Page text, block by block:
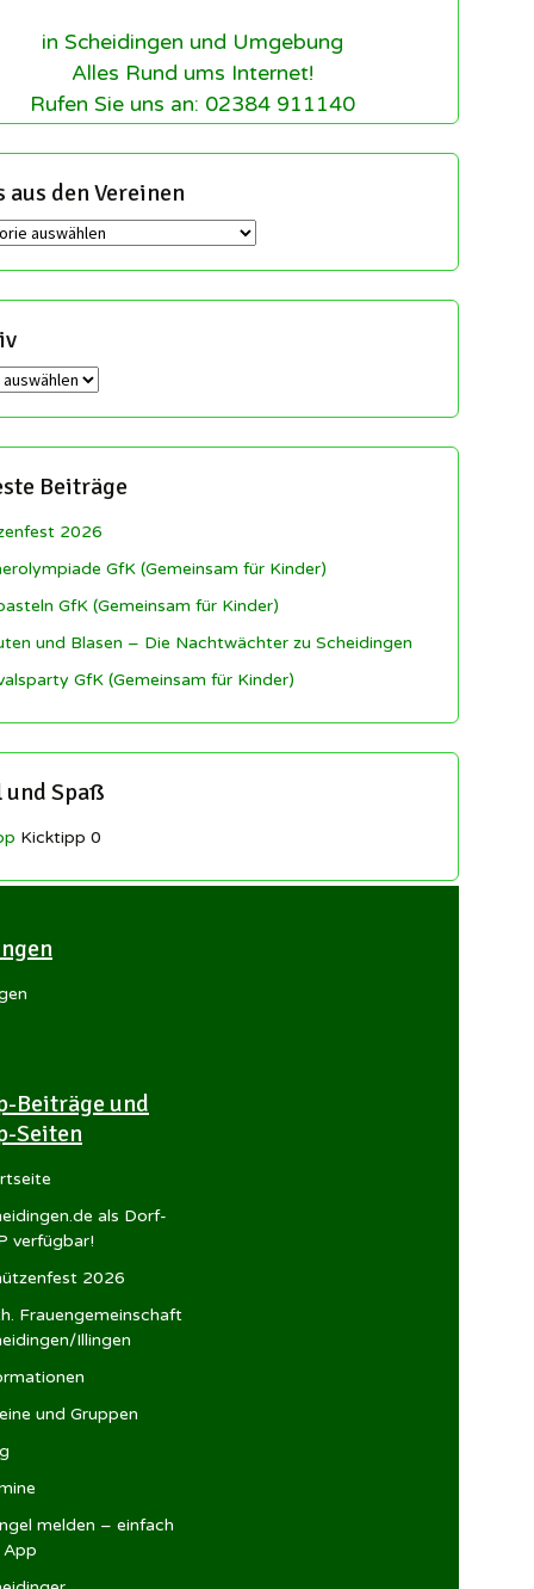
in Scheidingen und Umgebung
Alles Rund ums Internet!
Rufen Sie uns an: 02384 911140
aus den Vereinen
Beiträge
2026
GfK (Gemeinsam für Kinder)
GfK (Gemeinsam für Kinder)
und Blasen – Die Nachtwächter zu Scheidingen
GfK (Gemeinsam für Kinder)
und Spaß
Kicktipp 0
Beiträge und
Seiten
als Dorf-
verfügbar!
2026
Frauengemeinschaft
Illingen
und Gruppen
melden – einfach
App